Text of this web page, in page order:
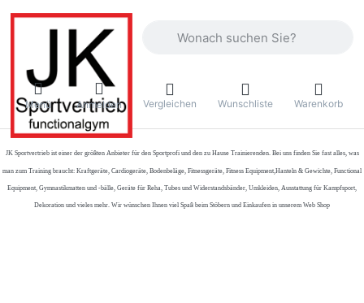
Menü Anmelden Vergleichen Wunschliste Warenkorb
JK Sportvertrieb ist einer der größten Anbieter für den Sportprofi und den zu Hause Trainierenden. Bei uns finden Sie fast alles, was
man zum Training braucht: Kraftgeräte, Cardiogeräte, Bodenbeläge, Fitnessgeräte, Fitness Equipment,Hanteln & Gewichte, Functional
Equipment, Gymnastikmatten und -bälle, Geräte für Reha, Tubes und Widerstandsbänder, Umkleiden, Ausstattung für Kampfsport,
Dekoration und vieles mehr. Wir wünschen Ihnen viel Spaß beim Stöbern und Einkaufen in unserem Web Shop